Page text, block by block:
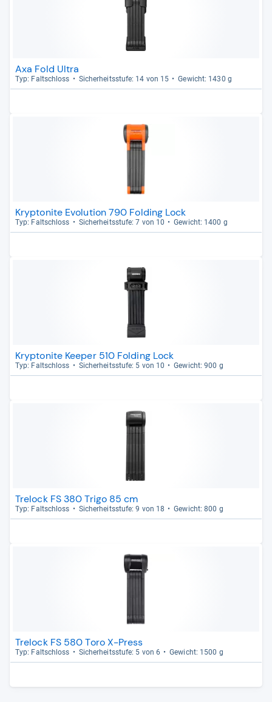
Axa Fold Ultra
Typ: Falt­schloss Sicher­heits­stufe: 14 von 15 Gewicht: 1430 g
Kryptonite Evolution 790 Folding Lock
Typ: Falt­schloss Sicher­heits­stufe: 7 von 10 Gewicht: 1400 g
Kryptonite Keeper 510 Folding Lock
Typ: Falt­schloss Sicher­heits­stufe: 5 von 10 Gewicht: 900 g
Trelock FS 380 Trigo 85 cm
Typ: Falt­schloss Sicher­heits­stufe: 9 von 18 Gewicht: 800 g
Trelock FS 580 Toro X-Press
Typ: Falt­schloss Sicher­heits­stufe: 5 von 6 Gewicht: 1500 g